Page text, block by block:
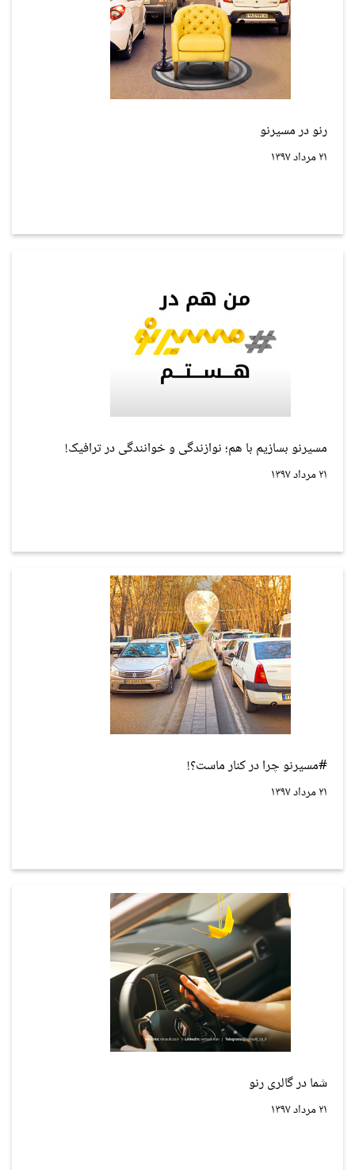
رنو در مسیرنو
۲۱ مرداد ۱۳۹۷
مسیرنو بسازیم با هم؛ نوازندگی و خوانندگی در ترافیک!
۲۱ مرداد ۱۳۹۷
#مسیرنو چرا در کنار ماست؟!
۲۱ مرداد ۱۳۹۷
شما در گالری رنو
۲۱ مرداد ۱۳۹۷